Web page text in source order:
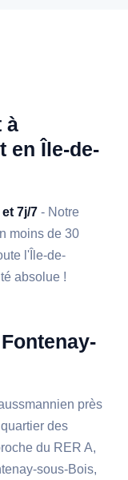
à
en Île-de-
7j/7 - Notre
moins de 30
l'Île-de-
absolue !
près
des
du RER A,
sous-Bois,